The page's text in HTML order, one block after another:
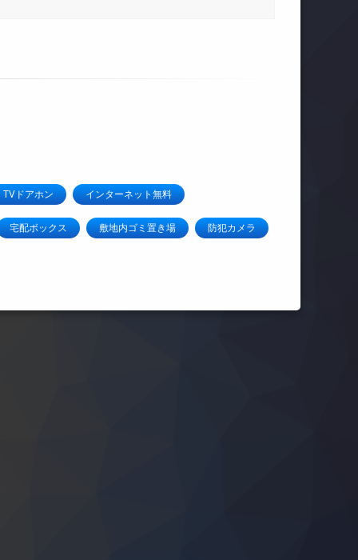
TVドアホン インターネット無料
宅配ボックス 敷地内ゴミ置き場 防犯カメラ